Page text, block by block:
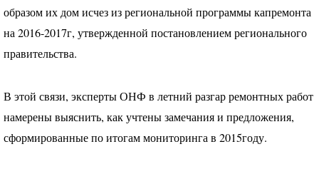
образом их дом исчез из региональной программы капремонта
на 2016-2017г, утвержденной постановлением регионального
правительства.
В этой связи, экспертыОНФ в летний разгар ремонтных работ
намерены выяснить, как учтены замечания и предложения,
сформированные по итогам мониторинга в 2015году.